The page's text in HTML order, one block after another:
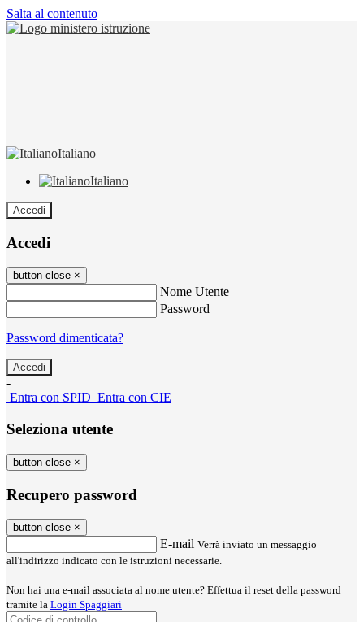
Salta al contenuto
Italiano
Italiano
Accedi
Accedi
button close ×
Nome Utente
Password
Password dimenticata?
-
Entra con SPID Entra con CIE
Seleziona utente
button close ×
Recupero password
button close ×
E-mail Verrà inviato un messaggio
all'indirizzo indicato con le istruzioni necessarie.
Non hai una e-mail associata al nome utente? Effettua il reset della password
tramite la Login Spaggiari